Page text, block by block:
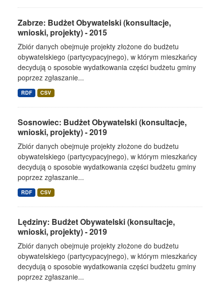
Zabrze: Budżet Obywatelski (konsultacje,
wnioski, projekty) - 2015
Zbiór danych obejmuje projekty złożone do budżetu
obywatelskiego (partycypacyjnego), w którym mieszkańcy
decydują o sposobie wydatkowania części budżetu gminy
poprzez zgłaszanie...
RDF CSV
Sosnowiec: Budżet Obywatelski (konsultacje,
wnioski, projekty) - 2019
Zbiór danych obejmuje projekty złożone do budżetu
obywatelskiego (partycypacyjnego), w którym mieszkańcy
decydują o sposobie wydatkowania części budżetu gminy
poprzez zgłaszanie...
RDF CSV
Lędziny: Budżet Obywatelski (konsultacje,
wnioski, projekty) - 2019
Zbiór danych obejmuje projekty złożone do budżetu
obywatelskiego (partycypacyjnego), w którym mieszkańcy
decydują o sposobie wydatkowania części budżetu gminy
poprzez zgłaszanie...